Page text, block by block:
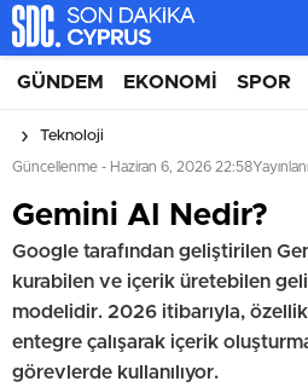
GÜNDEM EKONOMI SPOR
Teknoloji
Güncellenme - Haziran 6, 2026 22:58
Gemini AI Nedir?
Google tarafından geliştirilen
kurabilen ve içerik üretebilen
modelidir. 2026 itibarıyla,
entegre çalışarak içerik
görevlerde kullanılıyor.